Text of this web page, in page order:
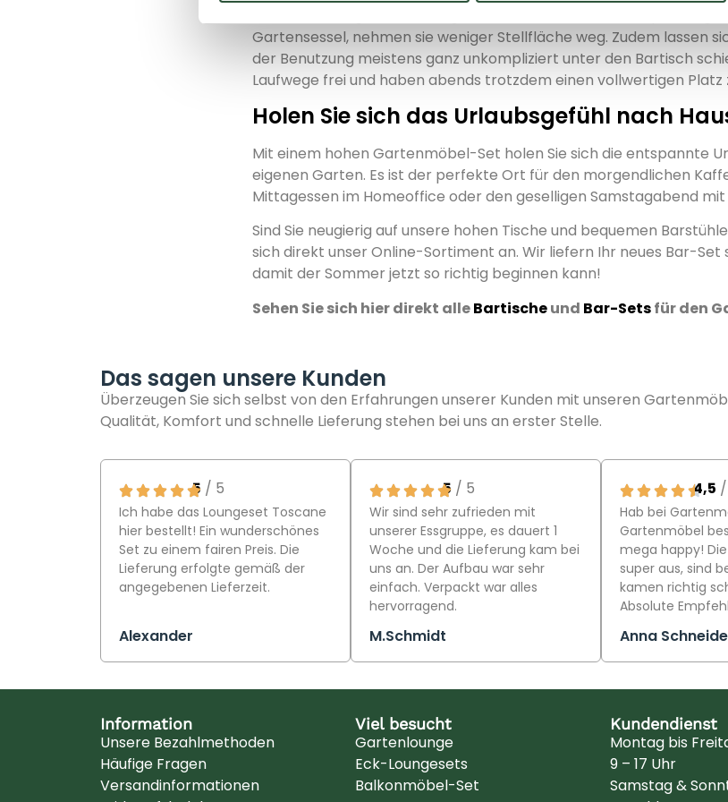
Gartensessel, nehmen sie weniger Stellfläche weg. Zudem lassen
der Benutzung meistens ganz unkompliziert unter den Bartisch
Laufwege frei und haben abends trotzdem einen vollwertigen Platz
Holen Sie sich das Urlaubsgefühl nach
Mit einem hohen Gartenmöbel-Set holen Sie sich die entspannte
eigenen Garten. Es ist der perfekte Ort für den morgendlichen
Mittagessen im Homeoffice oder den geselligen Samstagabend mit
Sind Sie neugierig auf unsere hohen Tische und bequemen
sich direkt unser Online-Sortiment an. Wir liefern Ihr neues Bar-Set
damit der Sommer jetzt so richtig beginnen kann!
Sehen Sie sich hier direkt alleBartischeund Bar-Setsfür den
Das sagen unsere Kunden
Überzeugen Sie sich selbst von den Erfahrungen unserer Kunden mit unseren
Qualität, Komfort und schnelle Lieferung stehen bei uns an erster Stelle.
5 / 5
Ich habe das Loungeset Toscane
hier bestellt! Ein wunderschönes
Set zu einem fairen Preis. Die
Lieferung erfolgte gemäß der
angegebenen Lieferzeit.
Alexander
5 / 5
Wir sind sehr zufrieden mit
unserer Essgruppe, es dauert 1
Woche und die Lieferung kam bei
uns an. Der Aufbau war sehr
einfach. Verpackt war alles
hervorragend.
M.Schmidt
4,5
Hab bei
Gartenmöbel
mega happy!
super aus, sind
kamen richtig
Absolute
Anna
Information
Unsere Bezahlmethoden
Häufige Fragen
Versandinformationen
Viel besucht
Gartenlounge
Eck-Loungesets
Balkonmöbel-Set
Kundendienst
Montag bis
9 – 17 Uhr
Samstag &